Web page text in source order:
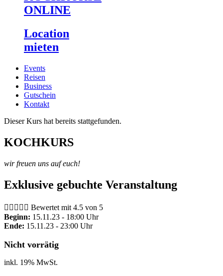
ONLINE
Location
mieten
Events
Reisen
Business
Gutschein
Kontakt
Dieser Kurs hat bereits stattgefunden.
KOCHKURS
wir freuen uns auf euch!
Exklusive gebuchte Veranstaltung
     Bewertet mit 4.5 von 5
Beginn: 15.11.23 - 18:00 Uhr
Ende: 15.11.23 - 23:00 Uhr
Nicht vorrätig
inkl. 19% MwSt.